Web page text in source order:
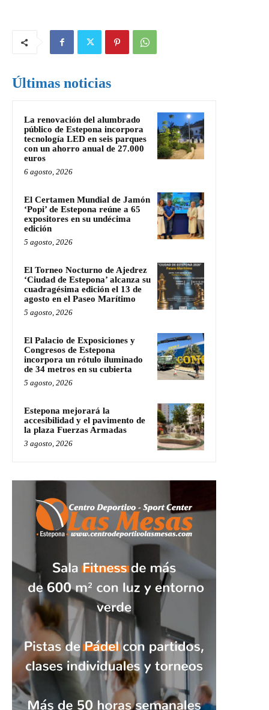
Últimas noticias
La renovación del alumbrado
público de Estepona incorpora
tecnología LED en seis parques
con un ahorro anual de 27.000
euros
6 agosto, 2026
El Certamen Mundial de Jamón
‘Popi’ de Estepona reúne a 65
expositores en su undécima
edición
5 agosto, 2026
El Torneo Nocturno de Ajedrez
‘Ciudad de Estepona’ alcanza su
cuadragésima edición el 13 de
agosto en el Paseo Marítimo
5 agosto, 2026
El Palacio de Exposiciones y
Congresos de Estepona
incorpora un rótulo iluminado
de 34 metros en su cubierta
5 agosto, 2026
Estepona mejorará la
accesibilidad y el pavimento de
la plaza Fuerzas Armadas
3 agosto, 2026